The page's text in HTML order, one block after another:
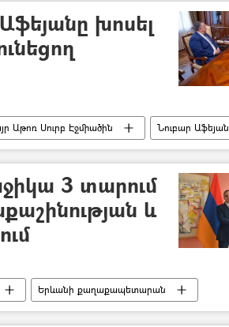
խոսել
Աթոռ Սուրբ Էջմիածին Նուբար Աֆեյան
3 տարում
և
Երևանի քաղաքապետարան